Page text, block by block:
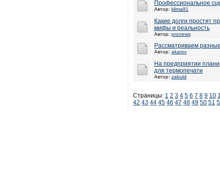
Профессиональное
Автор: klima91
Какие долги простят
мифы и реальность
Автор: pronews
Рассматриваем
Автор: akarov
На предприятии
для термопечати
Автор: zabuld
Страницы: 1 2 3 4 5 6 7 8 9 10
42 43 44 45 46 47 48 49 50 51